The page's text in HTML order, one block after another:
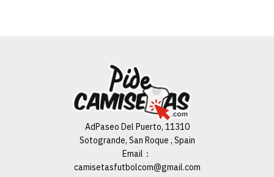
AdPaseo Del Puerto, 11310
Sotogrande, San Roque , Spain
Email：
camisetasfutbolcom@gmail.com